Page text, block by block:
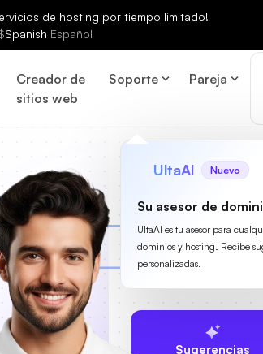
de hosting por tiempo limitado!
Spanish Español
Creador de
sitios web
Soporte Pareja
UltaAI Nuevo
Su asesor de
UltaAI es tu asesor para
dominios y hosting. Recibe
personalizadas.
Sugerencias